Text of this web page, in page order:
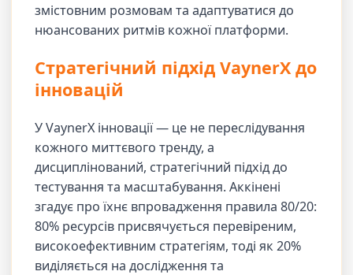
змістовним розмовам та адаптуватися до
нюансованих ритмів кожної платформи.
Стратегічний підхід VaynerX до
інновацій
У VaynerX інновації — це не переслідування
кожного миттєвого тренду, а
дисциплінований, стратегічний підхід до
тестування та масштабування. Аккінені
згадує про їхнє впровадження правила 80/20:
80% ресурсів присвячується перевіреним,
високоефективним стратегіям, тоді як 20%
виділяється на дослідження та